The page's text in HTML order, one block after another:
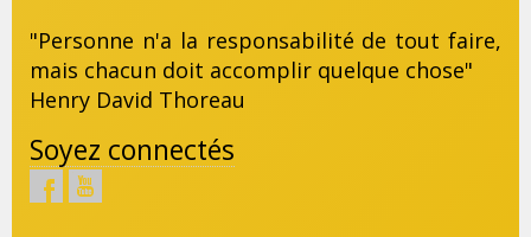
"Personne n'a la responsabilité de tout faire,
mais chacun doit accomplir quelque chose"
Henry David Thoreau
Soyez connectés